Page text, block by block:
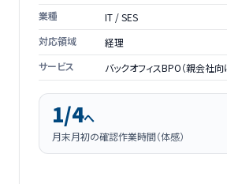
業種
IT / SES
対応領域
経理
サービス
バックオフィスBPO（親会社
務）
1/4へ
月末月初の確認作業時間（体感）